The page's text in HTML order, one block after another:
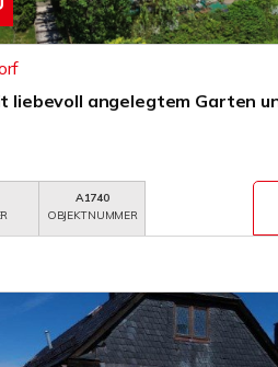
liebevoll angelegtem Garten
A1740
OBJEKTNUMMER